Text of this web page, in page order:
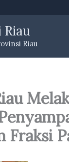
Riau
Riau
Fraksi